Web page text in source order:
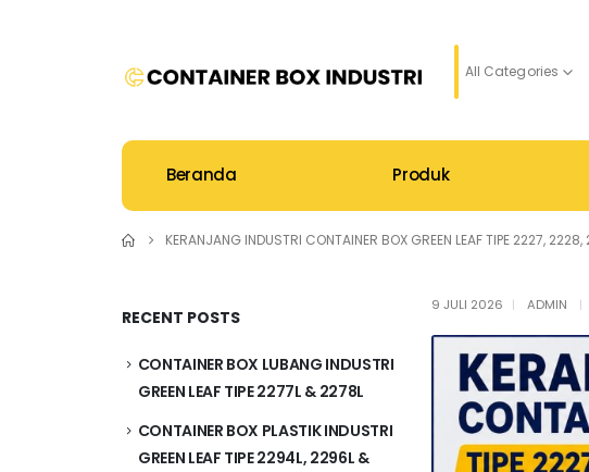
All Categories
Beranda Produk
KERANJANG INDUSTRI CONTAINER BOX GREEN LEAF TIPE 2227,
9 JULI 2026 ADMIN
RECENT POSTS
CONTAINER BOX LUBANG INDUSTRI
GREEN LEAF TIPE 2277L & 2278L
CONTAINER BOX PLASTIK INDUSTRI
GREEN LEAF TIPE 2294L, 2296L &